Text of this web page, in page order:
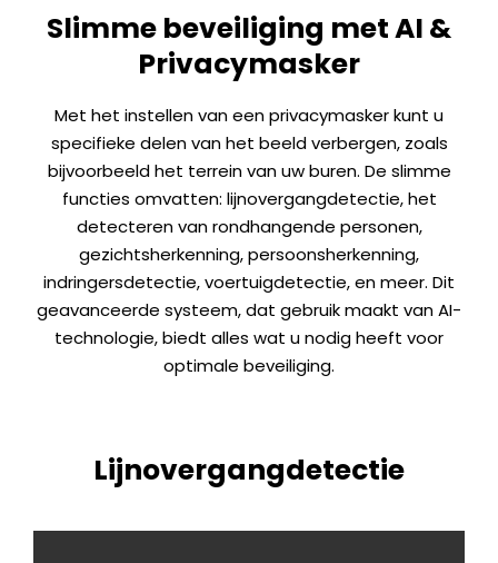
Slimme beveiliging met AI &
Privacymasker
Met het instellen van een privacymasker kunt u
specifieke delen van het beeld verbergen, zoals
bijvoorbeeld het terrein van uw buren. De slimme
functies omvatten: lijnovergangdetectie, het
detecteren van rondhangende personen,
gezichtsherkenning, persoonsherkenning,
indringersdetectie, voertuigdetectie, en meer. Dit
geavanceerde systeem, dat gebruik maakt van AI-
technologie, biedt alles wat u nodig heeft voor
optimale beveiliging.
Lijnovergangdetectie